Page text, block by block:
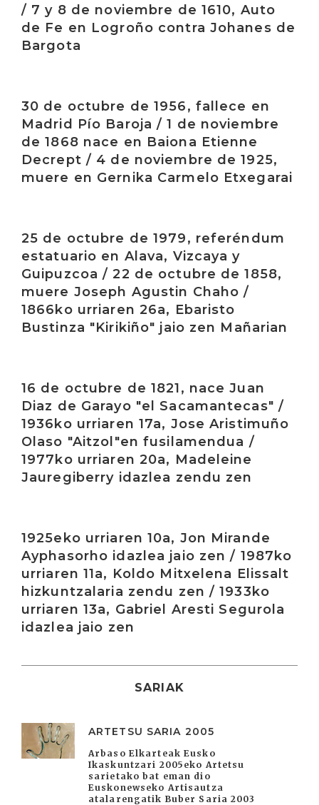
/ 7 y 8 de noviembre de 1610, Auto
de Fe en Logroño contra Johanes de
Bargota
30 de octubre de 1956, fallece en
Madrid Pío Baroja / 1 de noviembre
de 1868 nace en Baiona Etienne
Decrept / 4 de noviembre de 1925,
muere en Gernika Carmelo Etxegarai
25 de octubre de 1979, referéndum
estatuario en Alava, Vizcaya y
Guipuzcoa / 22 de octubre de 1858,
muere Joseph Agustin Chaho /
1866ko urriaren 26a, Ebaristo
Bustinza "Kirikiño" jaio zen Mañarian
16 de octubre de 1821, nace Juan
Diaz de Garayo "el Sacamantecas" /
1936ko urriaren 17a, Jose Aristimuño
Olaso "Aitzol"en fusilamendua /
1977ko urriaren 20a, Madeleine
Jauregiberry idazlea zendu zen
1925eko urriaren 10a, Jon Mirande
Ayphasorho idazlea jaio zen / 1987ko
urriaren 11a, Koldo Mitxelena Elissalt
hizkuntzalaria zendu zen / 1933ko
urriaren 13a, Gabriel Aresti Segurola
idazlea jaio zen
SARIAK
ARTETSU SARIA 2005
Arbaso Elkarteak Eusko
Ikaskuntzari 2005eko Artetsu
sarietako bat eman dio
Euskonewseko Artisautza
atalarengatik Buber Saria 2003